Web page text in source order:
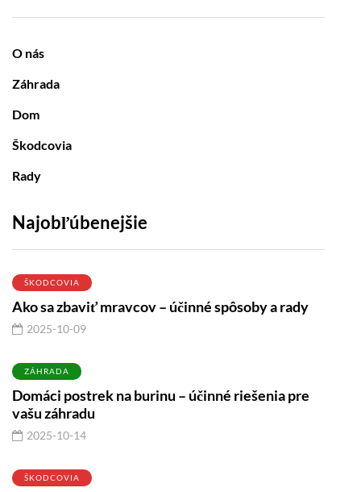
O nás
Záhrada
Dom
Škodcovia
Rady
Najobľúbenejšie
ŠKODCOVIA
Ako sa zbaviť mravcov – účinné spôsoby a rady
2025-10-09
ZÁHRADA
Domáci postrek na burinu – účinné riešenia pre
vašu záhradu
2025-10-14
ŠKODCOVIA